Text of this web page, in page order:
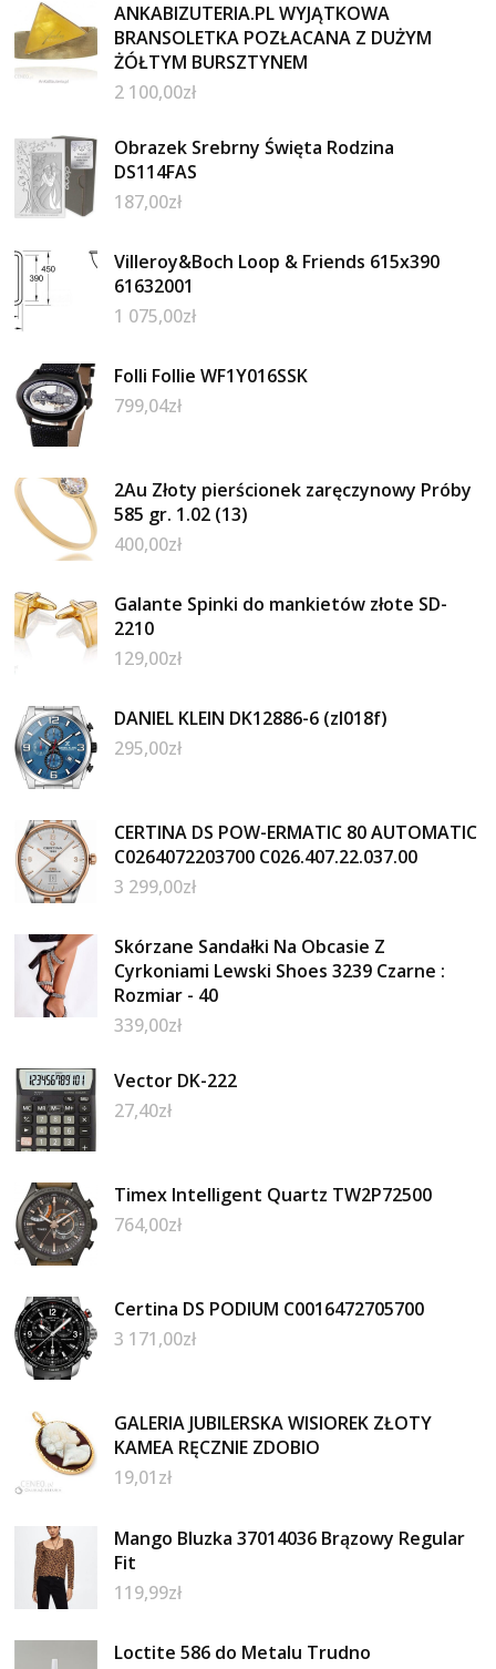
ANKABIZUTERIA.PL WYJĄTKOWA
BRANSOLETKA POZŁACANA Z DUŻYM
ŻÓŁTYM BURSZTYNEM
2 100,00zł
Obrazek Srebrny Święta Rodzina
DS114FAS
187,00zł
Villeroy&Boch Loop & Friends 615x390
61632001
1 075,00zł
Folli Follie WF1Y016SSK
799,04zł
2Au Złoty pierścionek zaręczynowy Próby
585 gr. 1.02 (13)
400,00zł
Galante Spinki do mankietów złote SD-
2210
129,00zł
DANIEL KLEIN DK12886-6 (zl018f)
295,00zł
CERTINA DS POW-ERMATIC 80 AUTOMATIC
C0264072203700 C026.407.22.037.00
3 299,00zł
Skórzane Sandałki Na Obcasie Z
Cyrkoniami Lewski Shoes 3239 Czarne :
Rozmiar - 40
339,00zł
Vector DK-222
27,40zł
Timex Intelligent Quartz TW2P72500
764,00zł
Certina DS PODIUM C0016472705700
3 171,00zł
GALERIA JUBILERSKA WISIOREK ZŁOTY
KAMEA RĘCZNIE ZDOBIO
19,01zł
Mango Bluzka 37014036 Brązowy Regular
Fit
119,99zł
Loctite 586 do Metalu Trudno